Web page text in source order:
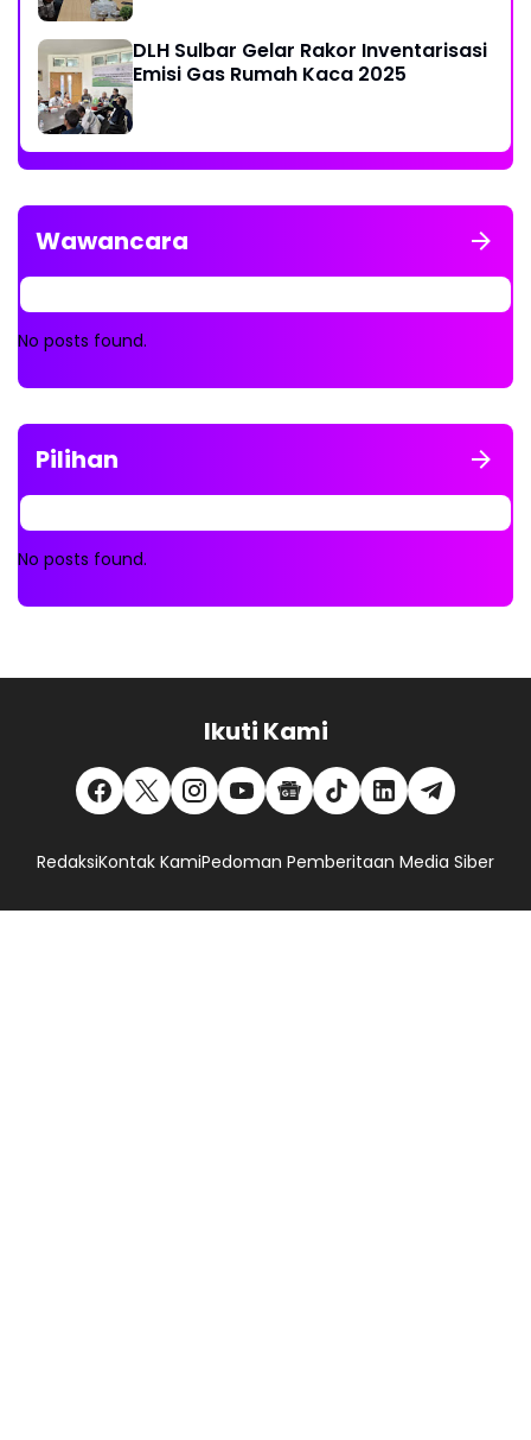
DLH Sulbar Gelar Rakor Inventarisasi
Emisi Gas Rumah Kaca 2025
Wawancara
No posts found.
Pilihan
No posts found.
Ikuti Kami
RedaksiKontak KamiPedoman Pemberitaan Media Siber